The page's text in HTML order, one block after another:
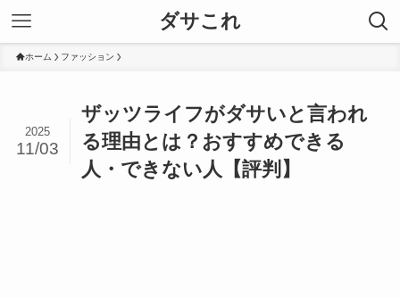
ダサこれ
ホーム ファッション
ザッツライフがダサいと言われ
る理由とは？おすすめできる
人・できない人【評判】
2025
11/03